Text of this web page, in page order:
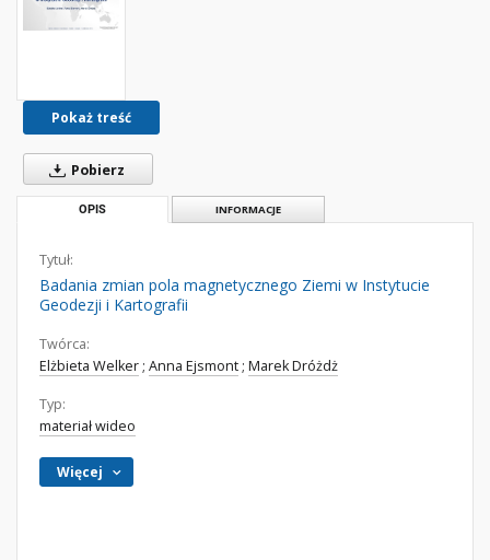
Pokaż treść
Pobierz
OPIS INFORMACJE
Tytuł:
Badania zmian pola magnetycznego Ziemi w Instytucie
Geodezji i Kartografii
Twórca:
Elżbieta Welker ; Anna Ejsmont ; Marek Dróżdż
Typ:
materiał wideo
Więcej